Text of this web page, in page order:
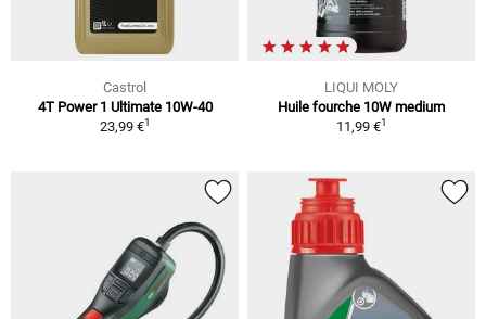
Castrol
4T Power 1 Ultimate 10W-40
23,99 €1
LIQUI MOLY
Huile fourche 10W medium
11,99 €1